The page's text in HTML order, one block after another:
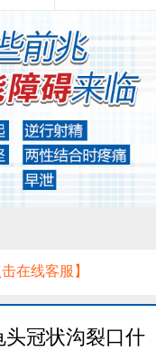
击在线客服】
冠状沟裂口什